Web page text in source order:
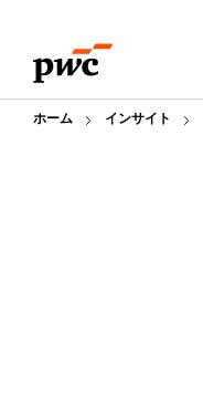
content
footer
ホーム インサイト